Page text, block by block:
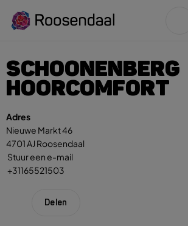
Zoeksuggesties
UITagenda
Wandelen
Winkeltijden en koopzondagen
SCHOONENBERG
HOORCOMFORT
Adres
Nieuwe Markt 46
4701 AJ Roosendaal
Stuur een e-mail
+31165521503
Delen